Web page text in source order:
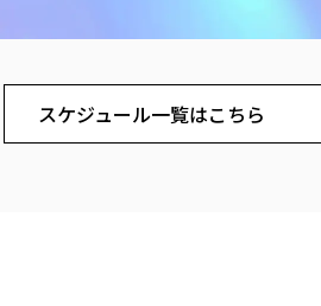
スケジュール一覧はこちら